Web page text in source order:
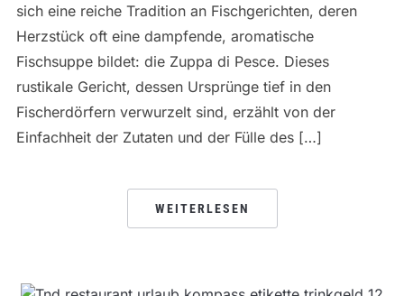
sich eine reiche Tradition an Fischgerichten, deren
Herzstück oft eine dampfende, aromatische
Fischsuppe bildet: die Zuppa di Pesce. Dieses
rustikale Gericht, dessen Ursprünge tief in den
Fischerdörfern verwurzelt sind, erzählt von der
Einfachheit der Zutaten und der Fülle des […]
WEITERLESEN